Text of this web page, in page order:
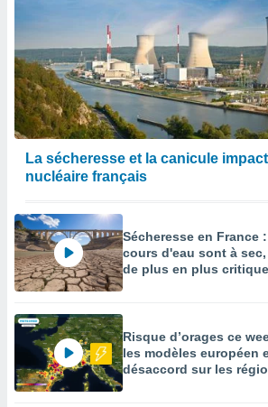
La sécheresse et la canicule
nucléaire français
Sécheresse en France
cours d'eau sont à
de plus en plus critique
Risque d’orages ce
les modèles européen
désaccord sur les